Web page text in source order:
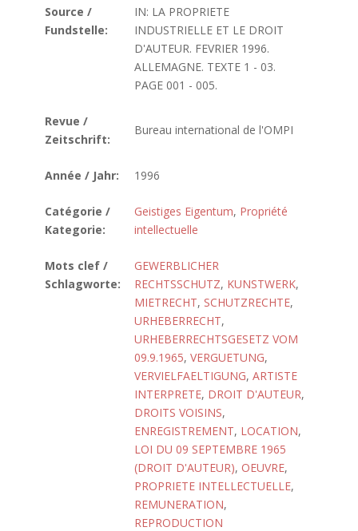
Source /
Fundstelle:
IN: LA PROPRIETE
INDUSTRIELLE ET LE DROIT
D'AUTEUR. FEVRIER 1996.
ALLEMAGNE. TEXTE 1 - 03.
PAGE 001 - 005.
Revue /
Zeitschrift:
Bureau international de l'OMPI
Année / Jahr: 1996
Catégorie /
Kategorie:
Geistiges Eigentum, Propriété
intellectuelle
Mots clef /
Schlagworte:
GEWERBLICHER
RECHTSSCHUTZ, KUNSTWERK,
MIETRECHT, SCHUTZRECHTE,
URHEBERRECHT,
URHEBERRECHTSGESETZ VOM
09.9.1965, VERGUETUNG,
VERVIELFAELTIGUNG, ARTISTE
INTERPRETE, DROIT D'AUTEUR,
DROITS VOISINS,
ENREGISTREMENT, LOCATION,
LOI DU 09 SEPTEMBRE 1965
(DROIT D'AUTEUR), OEUVRE,
PROPRIETE INTELLECTUELLE,
REMUNERATION,
REPRODUCTION